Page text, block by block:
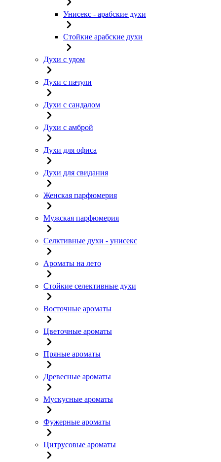
Унисекс - арабские духи
Стойкие арабские духи
Духи с удом
Духи с пачули
Духи с сандалом
Духи с амброй
Духи для офиса
Духи для свидания
Женская парфюмерия
Мужская парфюмерия
Селктивные духи - унисекс
Ароматы на лето
Стойкие селективные духи
Восточные ароматы
Цветочные ароматы
Пряные ароматы
Древесные ароматы
Мускусные ароматы
Фужерные ароматы
Цитрусовые ароматы